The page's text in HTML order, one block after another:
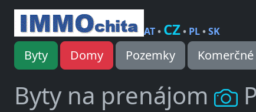
AT• CZ• PL•SK
Byty Domy Pozemky
Byty na prenájom